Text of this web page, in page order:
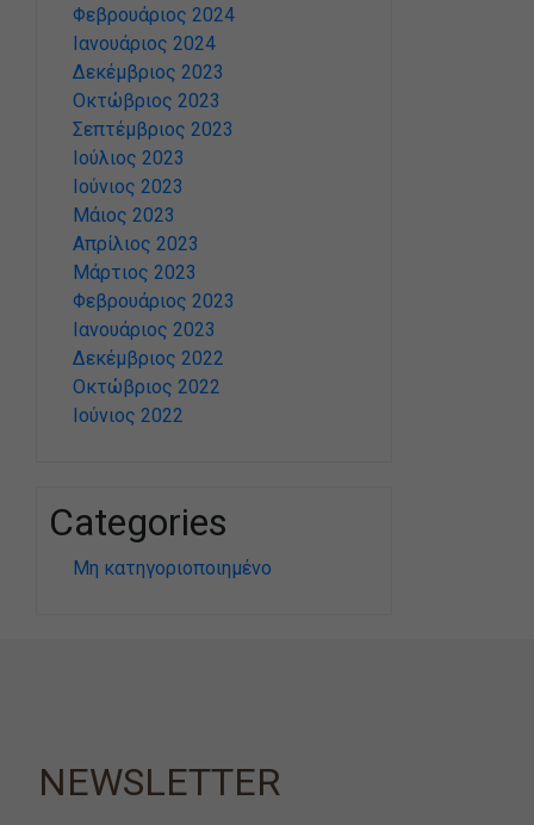
Φεβρουάριος 2024
Ιανουάριος 2024
Δεκέμβριος 2023
Οκτώβριος 2023
Σεπτέμβριος 2023
Ιούλιος 2023
Ιούνιος 2023
Μάιος 2023
Απρίλιος 2023
Μάρτιος 2023
Φεβρουάριος 2023
Ιανουάριος 2023
Δεκέμβριος 2022
Οκτώβριος 2022
Ιούνιος 2022
Categories
Μη κατηγοριοποιημένο
NEWSLETTER